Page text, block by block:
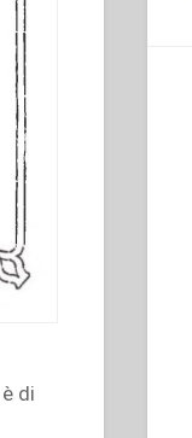
di